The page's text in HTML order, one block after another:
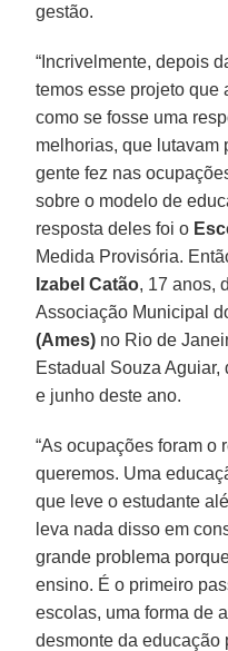
gestão.
“Incrivelmente, depois
temos esse projeto que
como se fosse uma
melhorias, que lutavam
gente fez nas
sobre o modelo de
resposta deles foi o
Medida Provisória.
Izabel Catão, 17 anos,
Associação Municipal
(Ames) no Rio de
Estadual Souza Aguiar,
e junho deste ano.
“As ocupações foram o
queremos. Uma
que leve o estudante
leva nada disso em
grande problema
ensino. É o primeiro
escolas, uma forma de
desmonte da educação